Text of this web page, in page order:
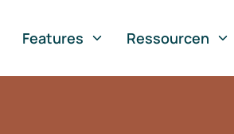
Features Ressourcen